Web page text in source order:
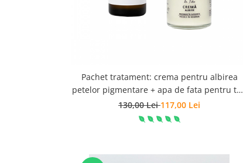
PREPARATE GINECOLOGICE
Pachet tratament: crema pentru albirea
petelor pigmentare + apa de fata pentru ten
patat
130,00 Lei117,00 Lei